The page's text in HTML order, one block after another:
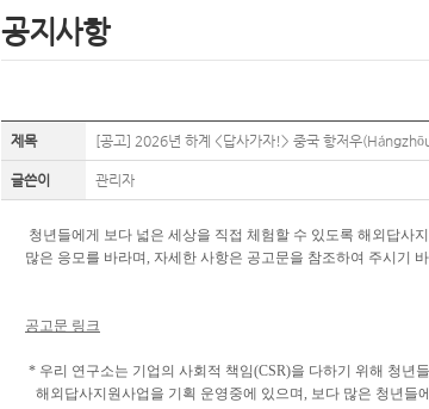
공지사항
제목 [공고] 2026년 하계 <답사가자!> 중국 항저우
글쓴이 관리자
청년들에게 보다 넓은 세상을 직접 체험할 수 있도록 해외답사
많은 응모를 바라며, 자세한 사항은 공고문을 참조하여 주시기
공고문 링크
* 우리 연구소는 기업의 사회적 책임(CSR)을 다하기 위해 청년
해외답사지원사업을 기획 운영중에 있으며, 보다 많은 청년들